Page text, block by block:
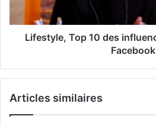
Lifestyle, Top 10 des
Facebook
Articles similaires